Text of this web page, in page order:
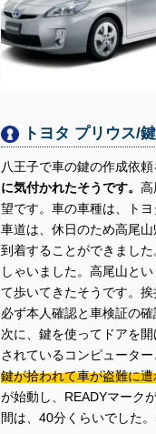
トヨタ プリウス/
八王子で車の鍵の作成依
に気付かれたそうです。 高
望です。車の車種は、ト
車道は、休日のため高尾
到着することができまし
しゃいました。高尾山と
て歩いてきたそうです。
必ず本人確認と車検証の
次に、鍵を使ってドアを
されているコンピュータ
鍵が拾われて車が盗難に
が始動し、READYマーク
間は、40分くらいでした